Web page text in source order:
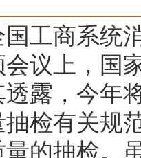
商系统
议上，国
露，今年
检有关规
的抽检。